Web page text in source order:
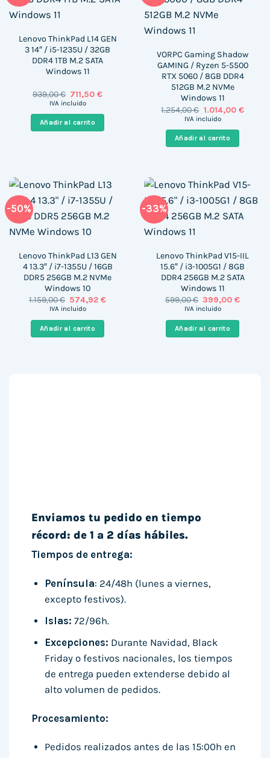
Lenovo ThinkPad L14 GEN
3 14″ / i5-1235U / 32GB
DDR4 1TB M.2 SATA
Windows 11
939,00€ El
precio
era:
939,00 €.
711,50€El
es:
711,50 €.
IVA incluido
Añadir al carrito
VORPC Gaming Shadow
GAMING / Ryzen 5-5500
RTX 5060 / 8GB DDR4
512GB M.2 NVMe
Windows 11
1.254,00€ El
precio
era:
1.254,00 €.
1.014,00 €El
IVA incluido
Añadir al carrito
-50%
Lenovo ThinkPad L13 GEN
4 13.3″ / i7-1355U / 16GB
DDR5 256GB M.2 NVMe
Windows 10
1.159,00€ El
precio
era:
1.159,00 €.
574,92€El
IVA incluido
Añadir al carrito
-33%
Lenovo ThinkPad V15-IIL
15.6″ / i3-1005G1 / 8GB
DDR4 256GB M.2 SATA
Windows 11
599,00€ El
precio
era:
599,00 €.
399,00€El
IVA incluido
Añadir al carrito
Enviamos tu pedido en tiempo
récord: de 1 a 2 días hábiles.
Tiempos de entrega:
Península: 24/48h (lunes a viernes,
excepto festivos).
Islas: 72/96h.
Excepciones: Durante Navidad, Black
Friday o festivos nacionales, los tiempos
de entrega pueden extenderse debido al
alto volumen de pedidos.
Procesamiento:
Pedidos realizados antes de las 15:00h en